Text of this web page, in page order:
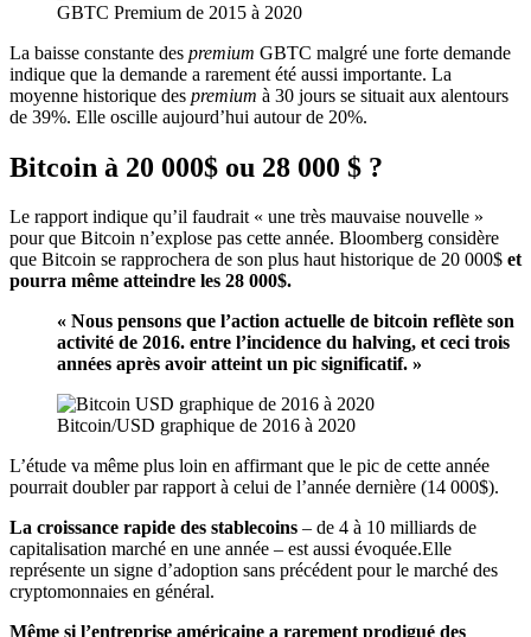
GBTC Premium de 2015 à 2020
La baisse constante des premium GBTC malgré une forte demande
indique que la demande a rarement été aussi importante. La
moyenne historique des premium à 30 jours se situait aux alentours
de 39%. Elle oscille aujourd’hui autour de 20%.
Bitcoin à 20 000$ ou 28 000 $ ?
Le rapport indique qu’il faudrait « une très mauvaise nouvelle »
pour que Bitcoin n’explose pas cette année. Bloomberg considère
que Bitcoin se rapprochera de son plus haut historique de 20 000$ et
pourra même atteindre les 28 000$.
« Nous pensons que l’action actuelle de bitcoin reflète son
activité de 2016. entre l’incidence du halving, et ceci trois
années après avoir atteint un pic significatif. »
Bitcoin/USD graphique de 2016 à 2020
L’étude va même plus loin en affirmant que le pic de cette année
pourrait doubler par rapport à celui de l’année dernière (14 000$).
La croissance rapide des stablecoins – de 4 à 10 milliards de
capitalisation marché en une année – est aussi évoquée.Elle
représente un signe d’adoption sans précédent pour le marché des
cryptomonnaies en général.
Même si l’entreprise américaine a rarement prodigué des